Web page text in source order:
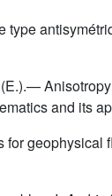
type
(E.).—
and its
geophysical